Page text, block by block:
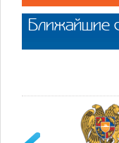
Ближайшие